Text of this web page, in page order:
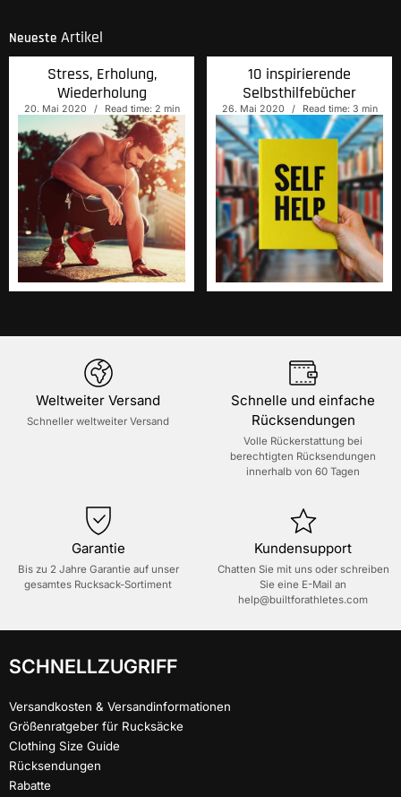
Neueste Artikel
Stress, Erholung,
Wiederholung
20. Mai 2020 Read time: 2 min
10 inspirierende
Selbsthilfebücher
26. Mai 2020 Read time: 3 min
Weltweiter Versand
Schneller weltweiter Versand
Schnelle und einfache
Rücksendungen
Volle Rückerstattung bei
berechtigten Rücksendungen
innerhalb von 60 Tagen
Garantie
Bis zu 2 Jahre Garantie auf unser
gesamtes Rucksack-Sortiment
Kundensupport
Chatten Sie mit uns oder schreiben
Sie eine E-Mail an
help@builtforathletes.com
SCHNELLZUGRIFF
Versandkosten & Versandinformationen
Größenratgeber für Rucksäcke
Clothing Size Guide
Rücksendungen
Rabatte